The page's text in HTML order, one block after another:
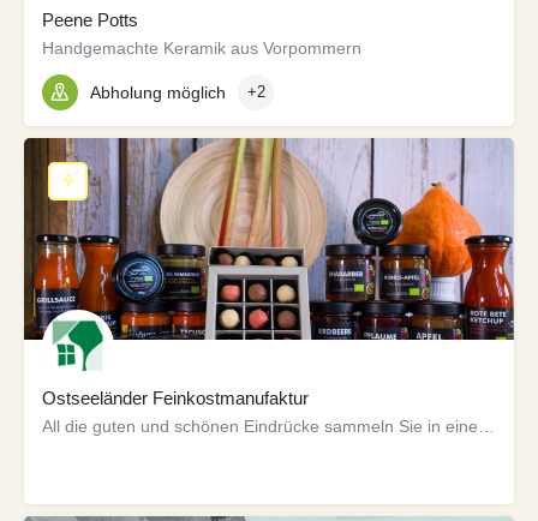
Peene Potts
Handgemachte Keramik aus Vorpommern
Abholung möglich +2
Ostseeländer Feinkostmanufaktur